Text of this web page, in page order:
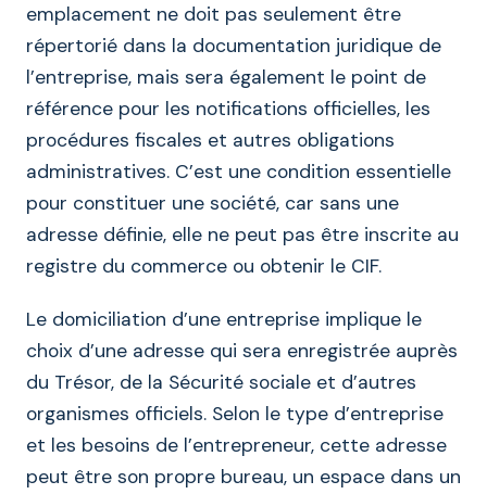
emplacement ne doit pas seulement être
répertorié dans la documentation juridique de
l’entreprise, mais sera également le point de
référence pour les notifications officielles, les
procédures fiscales et autres obligations
administratives. C’est une condition essentielle
pour constituer une société, car sans une
adresse définie, elle ne peut pas être inscrite au
registre du commerce ou obtenir le CIF.
Le domiciliation d’une entreprise implique le
choix d’une adresse qui sera enregistrée auprès
du Trésor, de la Sécurité sociale et d’autres
organismes officiels. Selon le type d’entreprise
et les besoins de l’entrepreneur, cette adresse
peut être son propre bureau, un espace dans un